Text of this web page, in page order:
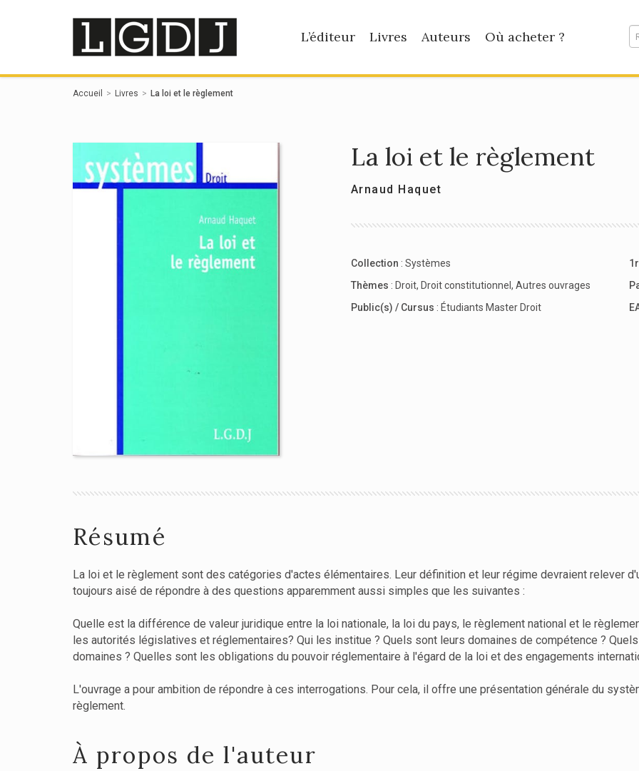
L’éditeur Livres Auteurs Où acheter ?
Accueil Livres La loi et le règlement
La loi et le règlement
Arnaud Haquet
Collection : Systèmes
Thèmes : Droit, Droit constitutionnel , Autres ouvrages
Public(s) / Cursus : Étudiants Master Droit
Résumé
La loi et le règlement sont des catégories d'actes élémentaires. Leur définition et leur régime devraient relever
toujours aisé de répondre à des questions apparemment aussi simples que les suivantes :
Quelle est la différence de valeur juridique entre la loi nationale, la loi du pays, le règlement national et le
les autorités législatives et réglementaires? Qui les institue ? Quels sont leurs domaines de compétence ?
domaines ? Quelles sont les obligations du pouvoir réglementaire à l'égard de la loi et des engagements
L'ouvrage a pour ambition de répondre à ces interrogations. Pour cela, il offre une présentation générale du
règlement.
À propos de l'auteur